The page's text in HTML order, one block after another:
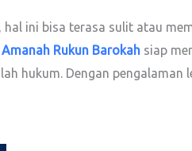
ini bisa terasa sulit atau
Amanah Rukun Barokah siap
hukum. Dengan pengalaman